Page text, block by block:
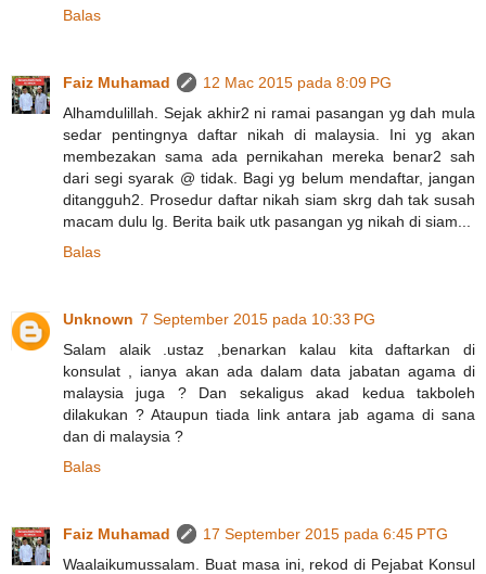
Balas
Faiz Muhamad
12 Mac 2015 pada 8:09 PG
Alhamdulillah. Sejak akhir2 ni ramai pasangan yg dah mula
sedar pentingnya daftar nikah di malaysia. Ini yg akan
membezakan sama ada pernikahan mereka benar2 sah
dari segi syarak @ tidak. Bagi yg belum mendaftar, jangan
ditangguh2. Prosedur daftar nikah siam skrg dah tak susah
macam dulu lg. Berita baik utk pasangan yg nikah di siam...
Balas
Unknown 7 September 2015 pada 10:33 PG
Salam alaik .ustaz ,benarkan kalau kita daftarkan di
konsulat , ianya akan ada dalam data jabatan agama di
malaysia juga ? Dan sekaligus akad kedua takboleh
dilakukan ? Ataupun tiada link antara jab agama di sana
dan di malaysia ?
Balas
Faiz Muhamad
17 September 2015 pada 6:45 PTG
Waalaikumussalam. Buat masa ini, rekod di Pejabat Konsul